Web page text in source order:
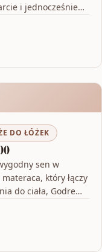
i jednocześnie
DO ŁÓŻEK
sen w
który łączy
do ciała, Godre…